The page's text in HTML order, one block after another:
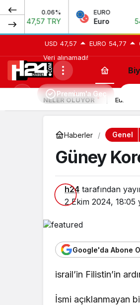
0.06%
47,57 TRY
EURO
Euro 54,77
USD 47,57 EURO 54,77
Veri alınamadı!
değiştir
Premium'a Geç
NELER OLUYOR Euro
Haberler Genel
Güney
h24 tarafından
2 Ekim 2024, 18:05
Google'da Abone
israil’in Filistin’in
İsmi açıklanmayan